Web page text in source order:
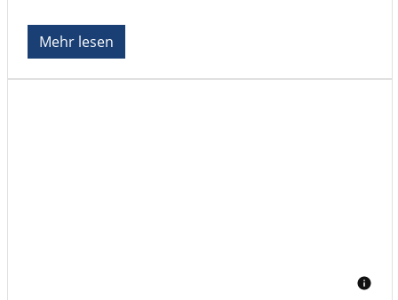
Mehr lesen